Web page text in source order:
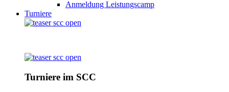
Anmeldung Leistungscamp
Turniere
Turniere im SCC